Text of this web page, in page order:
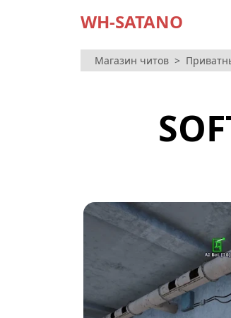
WH-SATANO
Магазин читов